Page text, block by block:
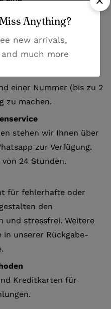
um Ihre Lieferung
Herren Torwart
einer Nummer (bis zu 2
zu machen.
stehen wir Ihnen über
zur Verfügung.
24 Stunden.
für fehlerhafte oder
den
und stressfrei. Weitere
unserer Rückgabe-
Kreditkarten für
Anything?
new arrivals,
much more